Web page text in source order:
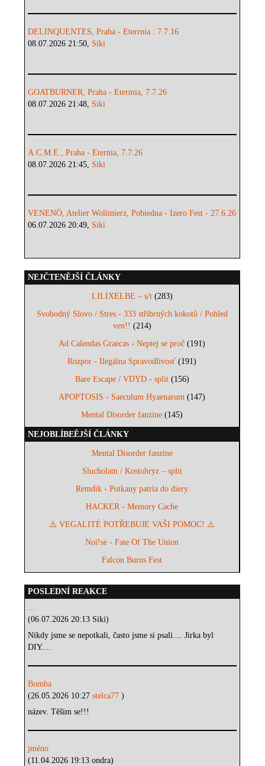
DELINQUENTES, Praha - Eterrnia . 7.7.16
08.07.2026 21:50, Siki
GOATBURNER, Praha - Etermia, 7.7.26
08.07.2026 21:48, Siki
A.C.M.E., Praha - Eternia, 7.7.26
08.07.2026 21:45, Siki
VENENÖ, Atelier Wolimierz, Pobiedna - Izero Fest - 27.6.26
06.07.2026 20:49, Siki
NEJČTENĚJŠÍ ČLÁNKY
LILIXELBE – s/t(283)
Svobodný Slovo / Stres - 333 stříbrných kokotů / Pohled
ven!! (214)
Ad Calendas Graecas - Neptej se proč (191)
Rozpor - Ilegálna Spravodlivosť (191)
Bare Escape / VDYD - split(156)
APOPTOSIS - Saeculum Hyaenarum (147)
Mental Disorder fanzine (145)
NEJOBLÍBEĚJŠÍ ČLÁNKY
Mental Disorder fanzine
Slucholam / Kostohryz – split
Remdik - Potkany patria do diery
HACKER - Memory Cache
⚠️ VEGALITÉ POTŘEBUJE VAŠI POMOC! ⚠️
Noi!se - Fate Of The Union
Falcon Burns Fest
POSLEDNÍ REAKCE
...
(06.07.2026 20:13 Siki)
Nikdy jsme se nepotkali, často jsme si psali.... Jirka byl
DIY....
Bomba
(26.05.2026 10:27stelca77)
název. Těšim se!!!
jméno
(11.04.2026 19:13 ondra)